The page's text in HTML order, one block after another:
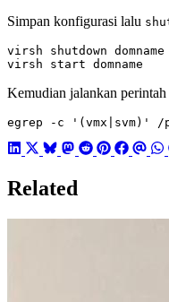
Simpan konfigurasi lalu
virsh start domname
Kemudian jalankan
egrep -c '(vmx|svm)' /
Related